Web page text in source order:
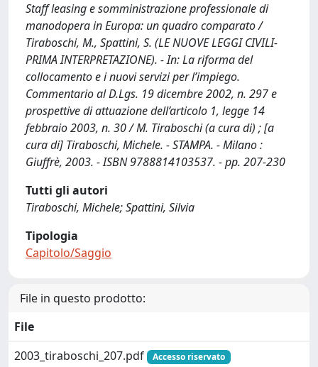
Staff leasing e somministrazione professionale di
manodopera in Europa: un quadro comparato /
Tiraboschi, M., Spattini, S. (LE NUOVE LEGGI CIVILI-
PRIMA INTERPRETAZIONE). - In: La riforma del
collocamento e i nuovi servizi per l’impiego.
Commentario al D.Lgs. 19 dicembre 2002, n. 297 e
prospettive di attuazione dell’articolo 1, legge 14
febbraio 2003, n. 30 / M. Tiraboschi (a cura di) ; [a
cura di] Tiraboschi, Michele. - STAMPA. - Milano :
Giuffrè, 2003. - ISBN 9788814103537. - pp. 207-230
Tutti gli autori
Tiraboschi, Michele; Spattini, Silvia
Tipologia
Capitolo/Saggio
File in questo prodotto:
File
2003_tiraboschi_207.pdf
Accesso riservato